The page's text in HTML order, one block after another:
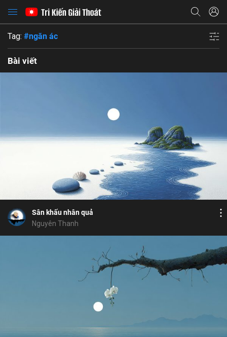
Tag: #ngăn ác
Bài viết
diễn xuất vở tuồng si bi kịch
6
Sân khấu nhân quả
Nguyên Thanh
Bỏ chọn
Bỏ chọn
Bình luận
Lưu
Bỏ chọn
Bình luận